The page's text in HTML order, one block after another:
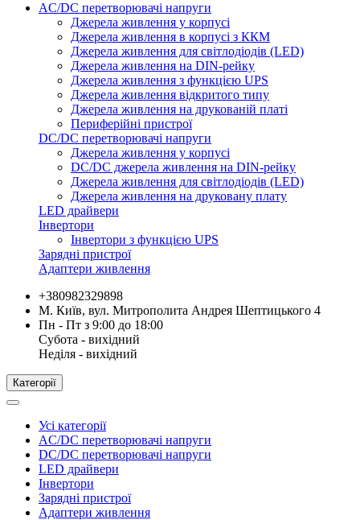
AC/DC перетворювачі напруги
Джерела живлення у корпусі
Джерела живлення в корпусі з ККМ
Джерела живлення для світлодіодів (LED)
Джерела живлення на DIN-рейку
Джерела живлення з функцією UPS
Джерела живлення відкритого типу
Джерела живлення на друкованій платі
Периферійні пристрої
DC/DC перетворювачі напруги
Джерела живлення у корпусі
DC/DC джерела живлення на DIN-рейку
Джерела живлення для світлодіодів (LED)
Джерела живлення на друковану плату
LED драйвери
Інвертори
Інвертори з функцією UPS
Зарядні пристрої
Адаптери живлення
+380982329898
М. Київ, вул. Митрополита Андрея Шептицького 4
Пн - Пт з 9:00 до 18:00
Субота - вихідний
Неділя - вихідний
Категорії
Усі категорії
AC/DC перетворювачі напруги
DC/DC перетворювачі напруги
LED драйвери
Інвертори
Зарядні пристрої
Адаптери живлення